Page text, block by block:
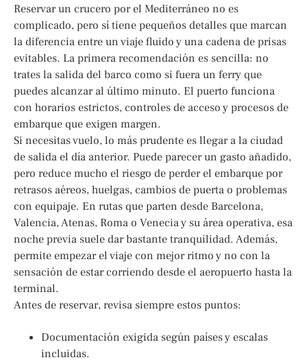
Reservar un crucero por el Mediterráneo no es
complicado, pero sí tiene pequeños detalles que marcan
la diferencia entre un viaje fluido y una cadena de prisas
evitables. La primera recomendación es sencilla: no
trates la salida del barco como si fuera un ferry que
puedes alcanzar al último minuto. El puerto funciona
con horarios estrictos, controles de acceso y procesos de
embarque que exigen margen.
Si necesitas vuelo, lo más prudente es llegar a la ciudad
de salida el día anterior. Puede parecer un gasto añadido,
pero reduce mucho el riesgo de perder el embarque por
retrasos aéreos, huelgas, cambios de puerta o problemas
con equipaje. En rutas que parten desde Barcelona,
Valencia, Atenas, Roma o Venecia y su área operativa, esa
noche previa suele dar bastante tranquilidad. Además,
permite empezar el viaje con mejor ritmo y no con la
sensación de estar corriendo desde el aeropuerto hasta la
terminal.
Antes de reservar, revisa siempre estos puntos:
Documentación exigida según países y escalas
incluidas.